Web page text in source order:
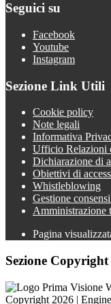
Seguici su
Facebook
Youtube
Instagram
Sezione Link Utili
Cookie policy
Note legali
Informativa
Ufficio Relazioni
Dichiarazione di
Obiettivi di
Whistleblowing
Gestione
Amministrazione
Pagina
Sezione Copyright
Copyright 2026 |